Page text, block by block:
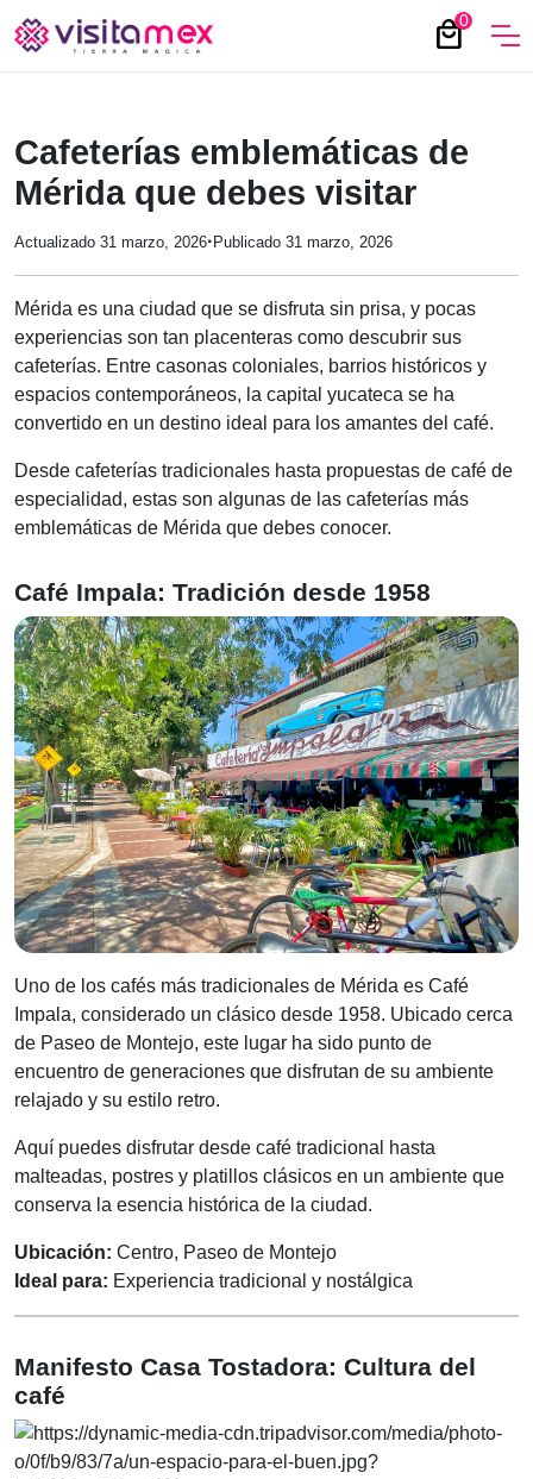
0
local_mall
Cafeterías emblemáticas de
Mérida que debes visitar
Actualizado 31 marzo, 2026·Publicado 31 marzo, 2026
Mérida es una ciudad que se disfruta sin prisa, y pocas
experiencias son tan placenteras como descubrir sus
cafeterías. Entre casonas coloniales, barrios históricos y
espacios contemporáneos, la capital yucateca se ha
convertido en un destino ideal para los amantes del café.
Desde cafeterías tradicionales hasta propuestas de café de
especialidad, estas son algunas de las cafeterías más
emblemáticas de Mérida que debes conocer.
Café Impala: Tradición desde 1958
Uno de los cafés más tradicionales de Mérida es Café
Impala, considerado un clásico desde 1958. Ubicado cerca
de Paseo de Montejo, este lugar ha sido punto de
encuentro de generaciones que disfrutan de su ambiente
relajado y su estilo retro.
Aquí puedes disfrutar desde café tradicional hasta
malteadas, postres y platillos clásicos en un ambiente que
conserva la esencia histórica de la ciudad.
Ubicación: Centro, Paseo de Montejo
Ideal para: Experiencia tradicional y nostálgica
Manifesto Casa Tostadora: Cultura del
café